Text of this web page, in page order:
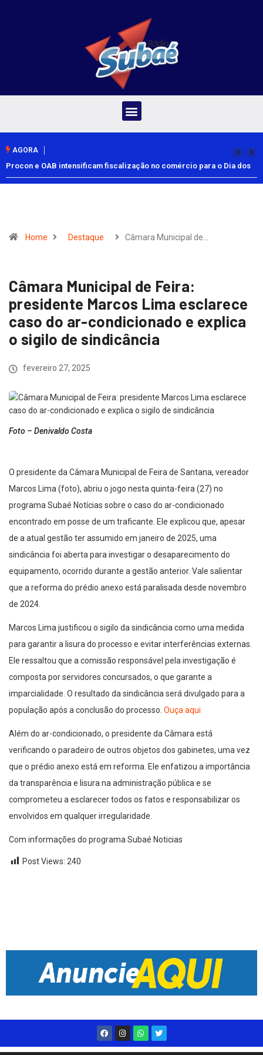
AGORA
Procon e OAB intensificam fiscalização no comércio para o Dia dos
Pais
Home Destaque Câmara Municipal de…
Câmara Municipal de Feira:
presidente Marcos Lima esclarece
caso do ar-condicionado e explica
o sigilo de sindicância
fevereiro 27, 2025
Foto – Denivaldo Costa
O presidente da Câmara Municipal de Feira de Santana, vereador
Marcos Lima (foto), abriu o jogo nesta quinta-feira (27) no
programa Subaé Notícias sobre o caso do ar-condicionado
encontrado em posse de um traficante. Ele explicou que, apesar
de a atual gestão ter assumido em janeiro de 2025, uma
sindicância foi aberta para investigar o desaparecimento do
equipamento, ocorrido durante a gestão anterior. Vale salientar
que a reforma do prédio anexo está paralisada desde novembro
de 2024.
Marcos Lima justificou o sigilo da sindicância como uma medida
para garantir a lisura do processo e evitar interferências externas.
Ele ressaltou que a comissão responsável pela investigação é
composta por servidores concursados, o que garante a
imparcialidade. O resultado da sindicância será divulgado para a
população após a conclusão do processo. Ouça aqui
Além do ar-condicionado, o presidente da Câmara está
verificando o paradeiro de outros objetos dos gabinetes, uma vez
que o prédio anexo está em reforma. Ele enfatizou a importância
da transparência e lisura na administração pública e se
comprometeu a esclarecer todos os fatos e responsabilizar os
envolvidos em qualquer irregularidade.
Com informações do programa Subaé Noticias
Post Views: 240